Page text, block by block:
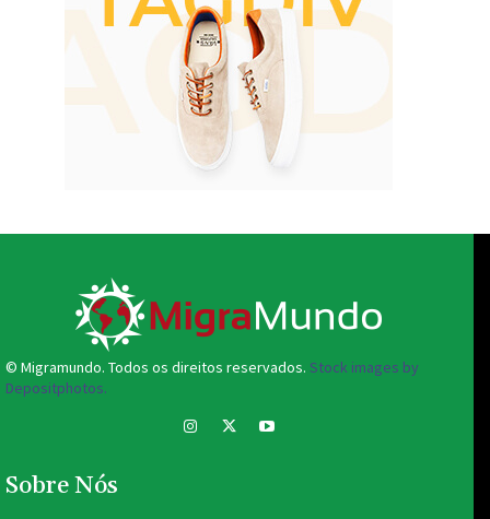
© Migramundo. Todos os direitos reservados. Stock images by
Depositphotos.
Sobre Nós